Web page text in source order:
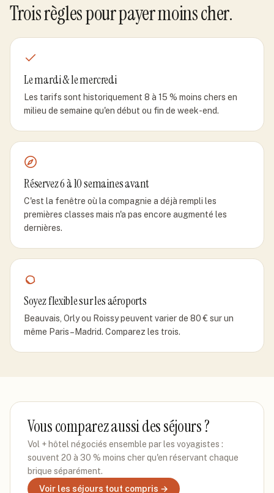
Trois règles pour payer moins cher.
Le mardi & le mercredi
Les tarifs sont historiquement 8 à 15 % moins chers en
milieu de semaine qu'en début ou fin de week-end.
Réservez 6 à 10 semaines avant
C'est la fenêtre où la compagnie a déjà rempli les
premières classes mais n'a pas encore augmenté les
dernières.
Soyez flexible sur les aéroports
Beauvais, Orly ou Roissy peuvent varier de 80 € sur un
même Paris–Madrid. Comparez les trois.
Vous comparez aussi des séjours ?
Vol + hôtel négociés ensemble par les voyagistes :
souvent 20 à 30 % moins cher qu'en réservant chaque
brique séparément.
Voir les séjours tout compris →